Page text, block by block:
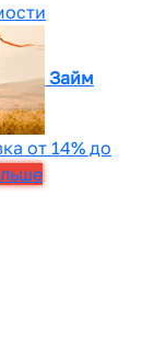
Займ
от 14% до